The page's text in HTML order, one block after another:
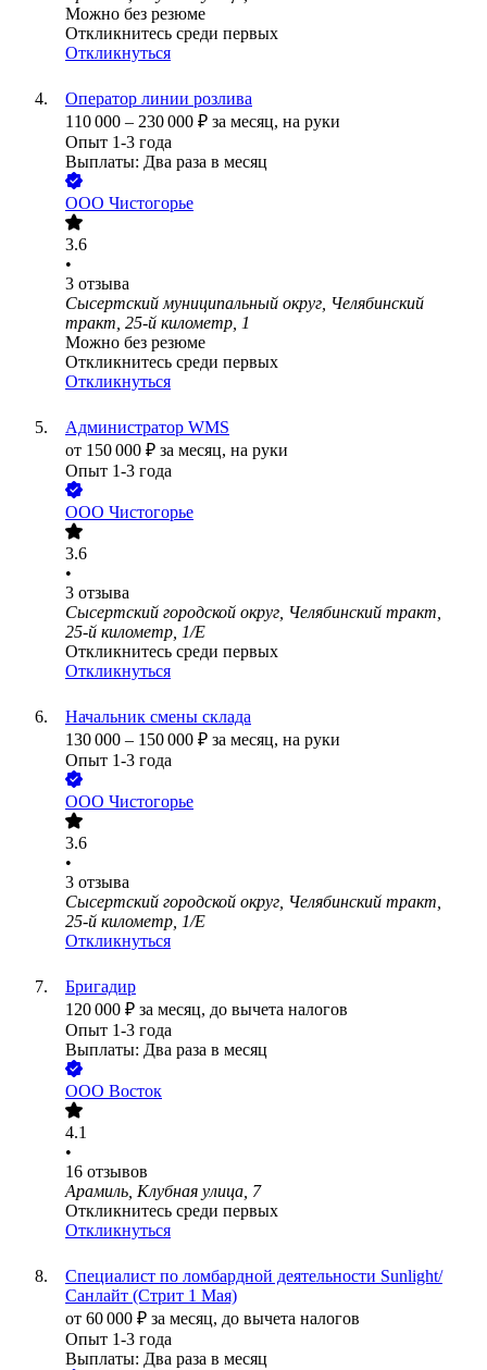
Можно без резюме
Откликнитесь среди первых
Откликнуться
Оператор линии розлива
110 000 – 230 000 ₽ за месяц, на руки
Опыт 1-3 года
Выплаты: Два раза в месяц
ООО Чистогорье
3.6
•
3 отзыва
Сысертский муниципальный округ, Челябинский
тракт, 25-й километр, 1
Можно без резюме
Откликнитесь среди первых
Откликнуться
Администратор WMS
от 150 000 ₽ за месяц, на руки
Опыт 1-3 года
ООО Чистогорье
3.6
•
3 отзыва
Сысертский городской округ, Челябинский тракт,
25-й километр, 1/Е
Откликнитесь среди первых
Откликнуться
Начальник смены склада
130 000 – 150 000 ₽ за месяц, на руки
Опыт 1-3 года
ООО Чистогорье
3.6
•
3 отзыва
Сысертский городской округ, Челябинский тракт,
25-й километр, 1/Е
Откликнуться
Бригадир
120 000 ₽ за месяц, до вычета налогов
Опыт 1-3 года
Выплаты: Два раза в месяц
ООО Восток
4.1
•
16 отзывов
Арамиль, Клубная улица, 7
Откликнитесь среди первых
Откликнуться
Специалист по ломбардной деятельности Sunlight/
Санлайт (Стрит 1 Мая)
от 60 000 ₽ за месяц, до вычета налогов
Опыт 1-3 года
Выплаты: Два раза в месяц